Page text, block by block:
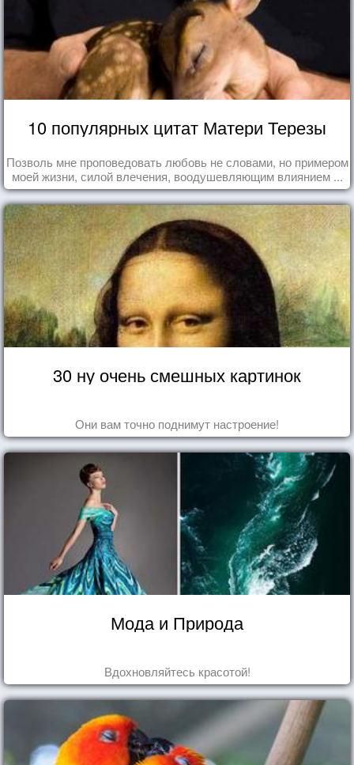
10 популярных цитат Матери Терезы
Позволь мне проповедовать любовь не словами, но примером
моей жизни, силой влечения, воодушевляющим влиянием ...
30 ну очень смешных картинок
Они вам точно поднимут настроение!
Мода и Природа
Вдохновляйтесь красотой!